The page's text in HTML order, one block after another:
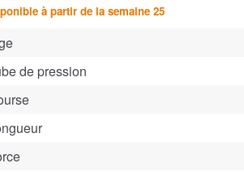
à partir de la semaine 25
de pression